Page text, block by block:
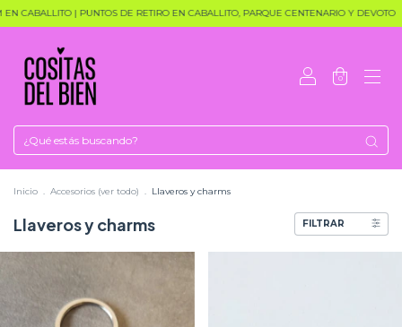
| PUNTOS DE RETIRO EN CABALLITO, PARQUE CENTENARIO Y DEVOTO
0
Inicio . Accesorios (ver todo) . Llaveros y charms
Llaveros y charms FILTRAR